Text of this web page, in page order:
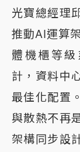
光寶總經理
推動AI運算
體機櫃等
計，資料中
最佳化配置
與散熱不再
架構同步設